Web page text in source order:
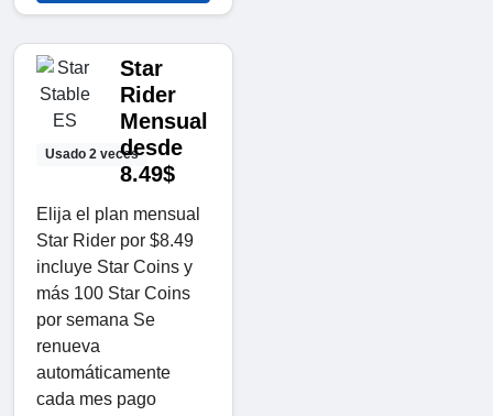
Usado 2 veces
Star
Rider
Mensual
desde
8.49$
Elija el plan mensual
Star Rider por $8.49
incluye Star Coins y
más 100 Star Coins
por semana Se
renueva
automáticamente
cada mes pago